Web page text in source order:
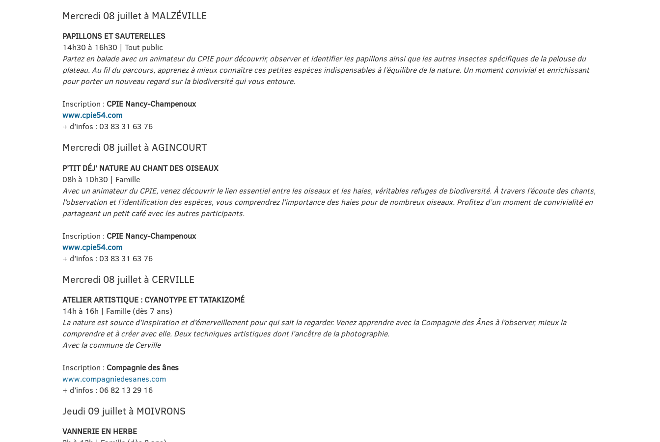
Mercredi 08 juillet à MALZÉVILLE
PAPILLONS ET SAUTERELLES
14h30 à 16h30 | Tout public
Partez en balade avec un animateur du CPIE pour découvrir, observer et identifier les papillons ainsi que les autres insectes spécifiques de la pelouse du
plateau. Au fil du parcours, apprenez à mieux connaître ces petites espèces indispensables à l’équilibre de la nature. Un moment convivial et enrichissant
pour porter un nouveau regard sur la biodiversité qui vous entoure.
Inscription : CPIE Nancy-Champenoux
www.cpie54.com
+ d’infos : 03 83 31 63 76
Mercredi 08 juillet à AGINCOURT
P’TIT DÉJ’ NATURE AU CHANT DES OISEAUX
08h à 10h30 | Famille
Avec un animateur du CPIE, venez découvrir le lien essentiel entre les oiseaux et les haies, véritables refuges de biodiversité. À travers l’écoute des chants,
l’observation et l’identification des espèces, vous comprendrez l’importance des haies pour de nombreux oiseaux. Profitez d’un moment de convivialité en
partageant un petit café avec les autres participants.
Inscription : CPIE Nancy-Champenoux
www.cpie54.com
+ d’infos : 03 83 31 63 76
Mercredi 08 juillet à CERVILLE
ATELIER ARTISTIQUE : CYANOTYPE ET TATAKIZOMÉ
14h à 16h | Famille (dès 7 ans)
La nature est source d’inspiration et d’émerveillement pour qui sait la regarder. Venez apprendre avec la Compagnie des Ânes à l’observer, mieux la
comprendre et à créer avec elle. Deux techniques artistiques dont l’ancêtre de la photographie.
Avec la commune de Cerville
Inscription : Compagnie des ânes
www.compagniedesanes.com
+ d’infos : 06 82 13 29 16
Jeudi 09 juillet à MOIVRONS
VANNERIE EN HERBE